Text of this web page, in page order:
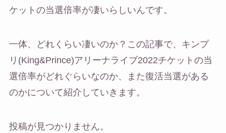
ケットの当選倍率が凄いらしいんです。
一体、どれくらい凄いのか？この記事で、キンプ
リ(King&Prince)アリーナライブ2022チケットの当
選倍率がどれぐらいなのか、また復活当選がある
のかについて紹介していきます。
投稿が見つかりません。